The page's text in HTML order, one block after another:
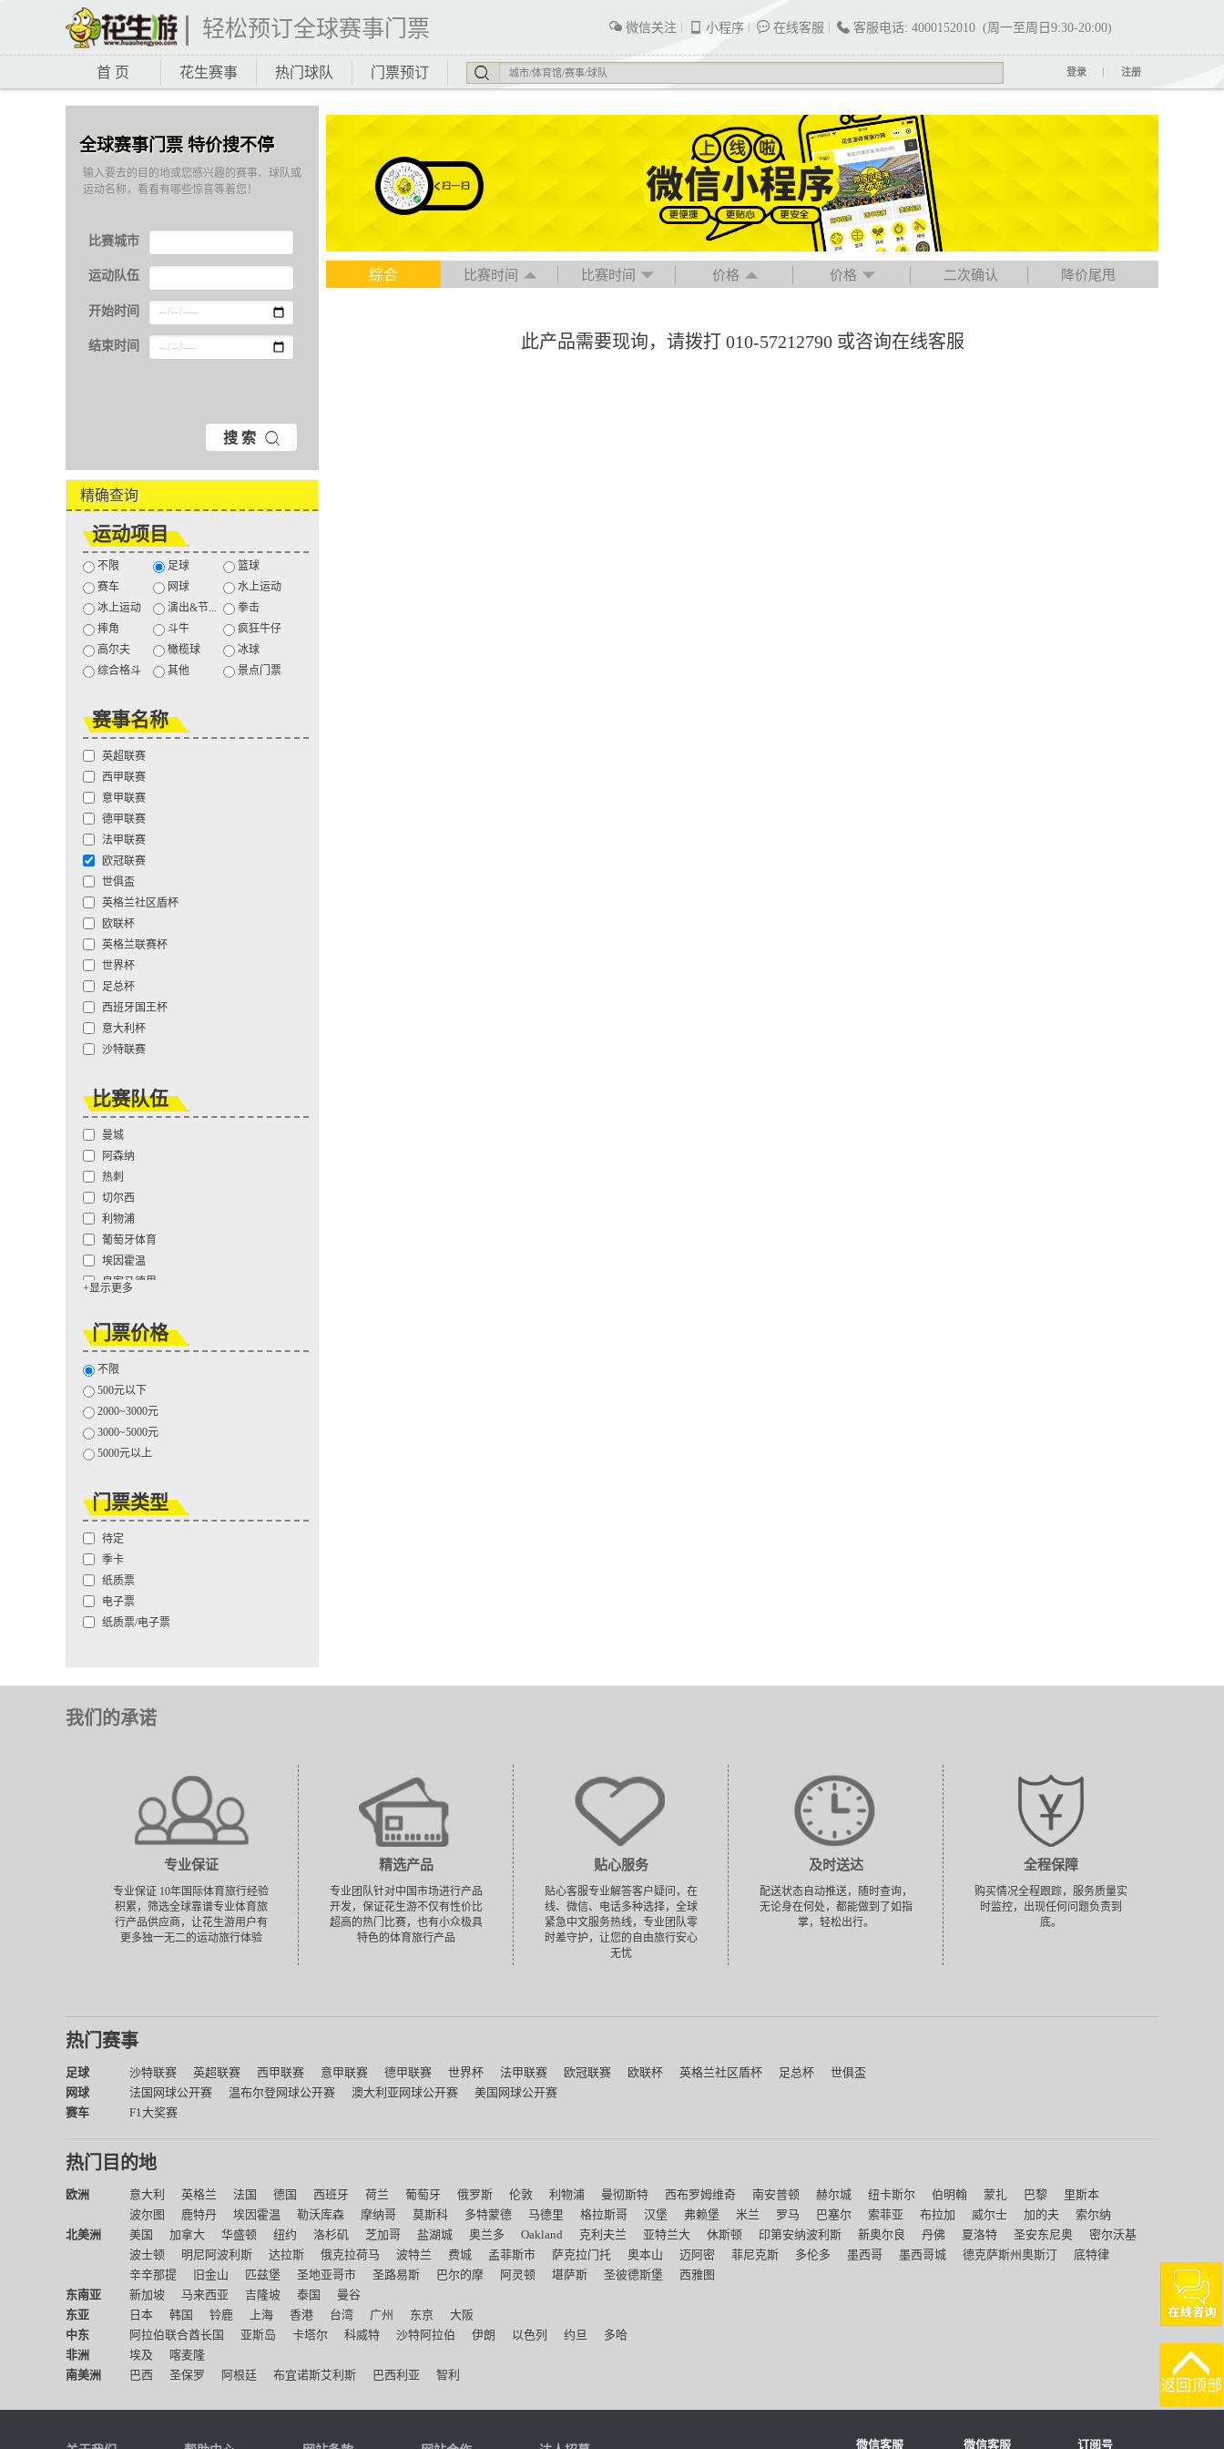
轻松预订全球赛事门票 微信关注 小程序 在线客服 客服电话: 4000152010 (周一至周日9:30-20:00)
首 页 花生赛事 热门球队 门票预订 登录 注册
综合 比赛时间 比赛时间 价格 价格 二次确认 降价尾甩
此产品需要现询，请拨打 010-57212790 或咨询在线客服
全球赛事门票 特价搜不停
输入要去的目的地或您感兴趣的赛事、球队或
运动名称，看看有哪些惊喜等着您！
比赛城市
运动队伍
开始时间
结束时间
搜 索
精确查询
运动项目
不限 足球
篮球
赛车
网球
水上运动
冰上运动
演出&节...
拳击
摔角
斗牛
疯狂牛仔
高尔夫
橄榄球
冰球
综合格斗
其他 景点门票
赛事名称
英超联赛
西甲联赛
意甲联赛
德甲联赛
法甲联赛
欧冠联赛
世俱盃
英格兰社区盾杯
欧联杯
英格兰联赛杯
世界杯
足总杯
西班牙国王杯
意大利杯
沙特联赛
比赛队伍
曼城
阿森纳
热刺
切尔西
利物浦
葡萄牙体育
埃因霍温
皇家马德里
摩纳哥
巴黎圣日耳曼
马赛
比利亚雷亚尔
毕尔巴鄂竞技
马德里竞技
拜仁慕尼黑
法兰克福
勒沃库森
国际米兰
那不勒斯
亚特兰大
尤文图斯
阿贾克斯
布拉格斯拉维亚
阿拉木图凯拉特
奥林匹亚科斯
卡拉巴赫
圣吉罗斯联合
+显示更多
门票价格
不限
500元以下
2000~3000元
3000~5000元
5000元以上
门票类型
待定
季卡
纸质票
电子票
纸质票/电子票
返回顶部
我们的承诺
专业保证
专业保证 10年国际体育旅行经验
积累，筛选全球靠谱专业体育旅
行产品供应商，让花生游用户有
更多独一无二的运动旅行体验
精选产品
专业团队针对中国市场进行产品
开发，保证花生游不仅有性价比
超高的热门比赛，也有小众极具
特色的体育旅行产品
贴心服务
贴心客服专业解答客户疑问，在
线、微信、电话多种选择，全球
紧急中文服务热线，专业团队零
时差守护，让您的自由旅行安心
无忧
及时送达
配送状态自动推送，随时查询，
无论身在何处，都能做到了如指
掌，轻松出行。
全程保障
购买情况全程跟踪，服务质量实
时监控，出现任何问题负责到
底。
热门赛事
足球 沙特联赛 英超联赛 西甲联赛 意甲联赛 德甲联赛 世界杯 法甲联赛 欧冠联赛 欧联杯 英格兰社区盾杯 足总杯
世俱盃
网球
法国网球公开赛 温布尔登网球公开赛 澳大利亚网球公开赛
美国网球公开赛
赛车
F1大奖赛
热门目的地
欧洲 意大利 英格兰 法国 德国 西班牙 荷兰 葡萄牙 俄罗斯 伦敦 利物浦 曼彻斯特 西布罗姆维奇 南安普顿 赫尔城 纽卡斯尔 伯明翰 蒙扎 巴黎
里斯本
波尔图
鹿特丹 埃因霍温 勒沃库森 摩纳哥 莫斯科 多特蒙德 马德里 格拉斯哥 汉堡 弗赖堡 米兰 罗马 巴塞尔 索菲亚 布拉加 威尔士 加的夫
索尔纳
北美洲
美国 加拿大 华盛顿 纽约 洛杉矶 芝加哥 盐湖城 奥兰多 Oakland 克利夫兰 亚特兰大 休斯顿 印第安纳波利斯 新奥尔良 丹佛 夏洛特 圣安东尼奥
密尔沃基
波士顿
明尼阿波利斯 达拉斯 俄克拉荷马 波特兰 费城 孟菲斯市 萨克拉门托 奥本山 迈阿密 菲尼克斯 多伦多 墨西哥 墨西哥城 德克萨斯州奥斯汀
底特律
辛辛那提
旧金山 匹兹堡 圣地亚哥市 圣路易斯 巴尔的摩 阿灵顿 堪萨斯 圣彼德斯堡
西雅图
东南亚
新加坡 马来西亚 吉隆坡 泰国
曼谷
东亚
日本 韩国 铃鹿 上海 香港 台湾 广州 东京
大阪
中东
阿拉伯联合酋长国 亚斯岛 卡塔尔 科威特 沙特阿拉伯 伊朗 以色列 约旦
多哈
非洲
埃及
喀麦隆
南美洲
巴西 圣保罗 阿根廷 布宜诺斯艾利斯 巴西利亚 智利
微信客服 微信客服 订阅号